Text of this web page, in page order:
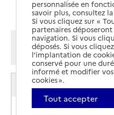
Afficher les résultats par:
Mode liste
Mode carte
Caisse d'allocations
Rhin - accueil de Colmar
Adresse
19 boulevard du Champ
personnalisée en
savoir plus, consultez
Si vous cliquez sur «
partenaires
navigation. Si vous
déposés. Si vous
l’implantation de
conservé pour une
informé et modifier
cookies ».
Tout accepter